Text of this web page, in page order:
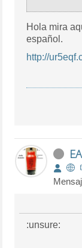
Hola mira
español.
http://
:unsure: